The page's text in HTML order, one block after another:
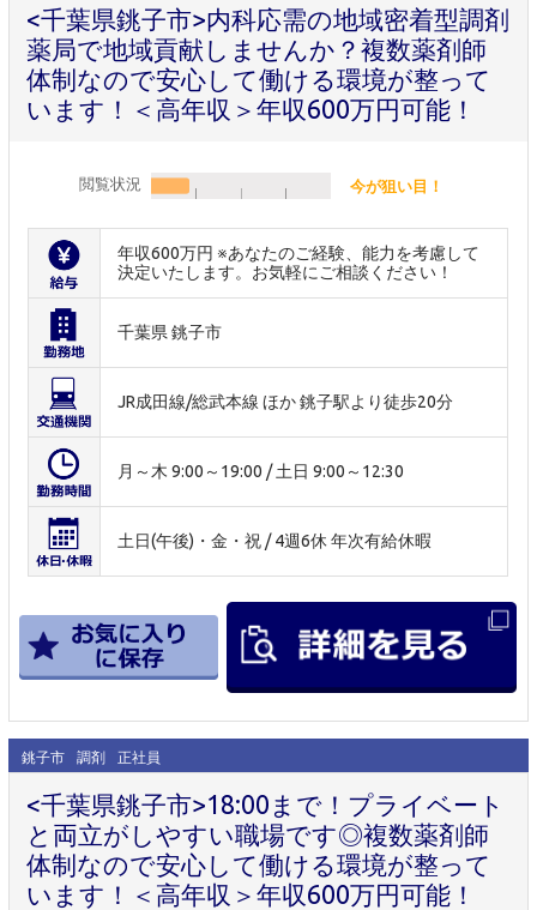
<千葉県銚子市>内科応需の地域密着型調剤
薬局で地域貢献しませんか？複数薬剤師
体制なので安心して働ける環境が整って
います！＜高年収＞年収600万円可能！
閲覧状況 今が狙い目！
年収600万円 ※あなたのご経験、能力を考慮して
決定いたします。お気軽にご相談ください！
千葉県 銚子市
JR成田線/総武本線 ほか 銚子駅より徒歩20分
月～木 9:00～19:00 / 土日 9:00～12:30
土日(午後)・金・祝 / 4週6休 年次有給休暇
銚子市 調剤 正社員
<千葉県銚子市>18:00まで！プライベート
と両立がしやすい職場です◎複数薬剤師
体制なので安心して働ける環境が整って
います！＜高年収＞年収600万円可能！